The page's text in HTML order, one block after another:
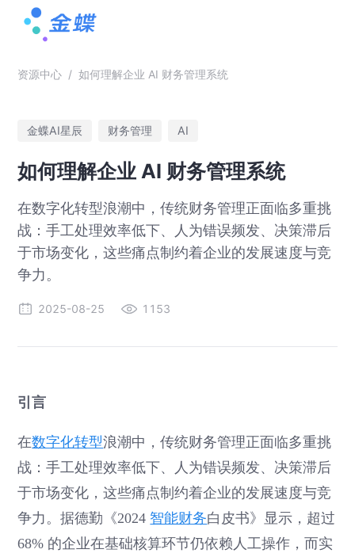
资源中心 / 如何理解企业 AI 财务管理系统
金蝶AI星辰 财务管理 AI
如何理解企业 AI 财务管理系统
在数字化转型浪潮中，传统财务管理正面临多重挑
战：手工处理效率低下、人为错误频发、决策滞后
于市场变化，这些痛点制约着企业的发展速度与竞
争力。
2025-08-25 1153
引言
在数字化转型浪潮中，传统财务管理正面临多重挑
战：手工处理效率低下、人为错误频发、决策滞后
于市场变化，这些痛点制约着企业的发展速度与竞
争力。据德勤《2024 智能财务白皮书》显示，超过
68% 的企业在基础核算环节仍依赖人工操作，而实